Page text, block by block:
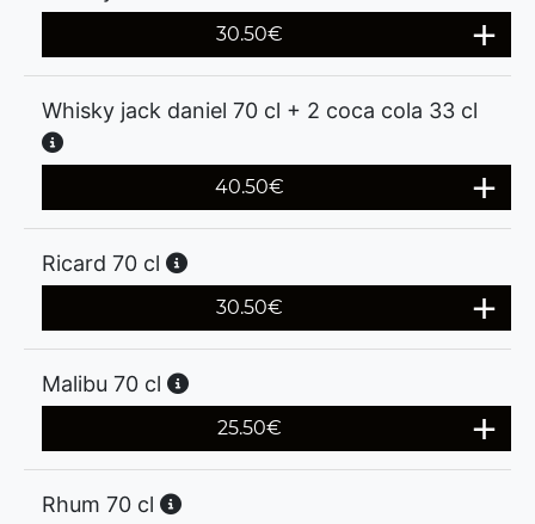
30.50€
Whisky jack daniel 70 cl + 2 coca cola 33 cl
40.50€
Ricard 70 cl
30.50€
Malibu 70 cl
25.50€
Rhum 70 cl